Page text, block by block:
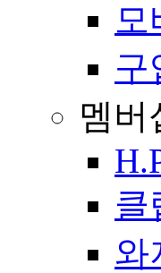
모
구
멤버
클
와